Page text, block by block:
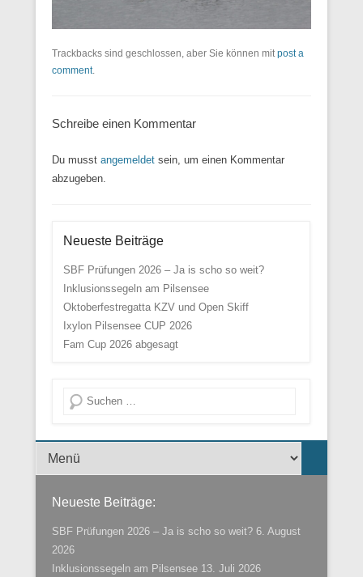
Trackbacks sind geschlossen, aber Sie können mitpost a
comment.
Schreibe einen Kommentar
Du musst angemeldet sein, um einen Kommentar
abzugeben.
Neueste Beiträge
SBF Prüfungen 2026 – Ja is scho so weit?
Inklusionssegeln am Pilsensee
Oktoberfestregatta KZV und Open Skiff
Ixylon Pilsensee CUP 2026
Fam Cup 2026 abgesagt
Suche
Menü der Fußzeile
Neueste Beiträge:
SBF Prüfungen 2026 – Ja is scho so weit? 6. August
2026
Inklusionssegeln am Pilsensee 13. Juli 2026